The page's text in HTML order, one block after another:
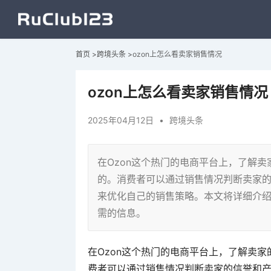
首页 >跨境头条 >ozon上怎么看卖家销售情况
ozon上怎么看卖家销售情况
2025年04月12日 • 跨境头条
在Ozon这个热门的电商平台上，了解
的。消费者可以通过销售情况判断卖家
来优化自己的销售策略。本文将详细介
需的信息。
在Ozon这个热门的电商平台上，了解卖
费者可以通过销售情况判断卖家的信誉和